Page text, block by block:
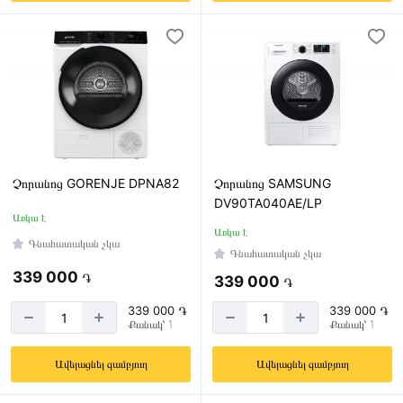
—
Չորացման
Կոնդենսացիոն
Ստանդարտ
Էկրան
Առկա
Կառավարման
տեսակ
Չորանոց GORENJE DPNA82
Առկա է
Գնահատական չկա
339 000 ֏
339 000 ֏
Քանակ՝ 1
Ավելացնել զամբյուղ
Չորանոց SAMSUNG
DV90TA040AE/LP
Առկա է
Գնահատական չկա
339 000 ֏
339 000 ֏
Քանակ՝ 1
Ավելացնել զամբյուղ